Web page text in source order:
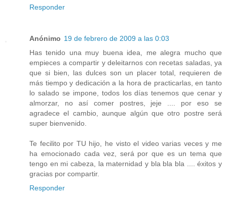
Responder
Anónimo 19 de febrero de 2009 a las 0:03
Has tenido una muy buena idea, me alegra mucho que
empieces a compartir y deleitarnos con recetas saladas, ya
que si bien, las dulces son un placer total, requieren de
más tiempo y dedicación a la hora de practicarlas, en tanto
lo salado se impone, todos los días tenemos que cenar y
almorzar, no así comer postres, jeje .... por eso se
agradece el cambio, aunque algún que otro postre será
super bienvenido.
Te fecilito por TU hijo, he visto el video varias veces y me
ha emocionado cada vez, será por que es un tema que
tengo en mi cabeza, la maternidad y bla bla bla .... éxitos y
gracias por compartir.
Responder